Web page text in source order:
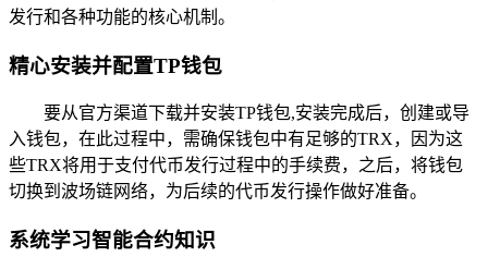
发行和各种功能的核心机制。
精心安装并配置TP钱包
要从官方渠道下载并安装TP钱包,安装完成后，创建或导
入钱包，在此过程中，需确保钱包中有足够的TRX，因为这
些TRX将用于支付代币发行过程中的手续费，之后，将钱包
切换到波场链网络，为后续的代币发行操作做好准备。
系统学习智能合约知识